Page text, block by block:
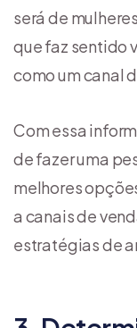
será de
que faz sentido
como um canal
Com essa
de fazer uma
melhores
a canais de
estratégias de